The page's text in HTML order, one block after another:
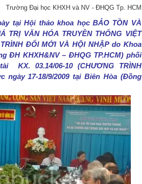
Trường Đại học KHXH và NV - ĐHQG Tp. HCM
tại Hội thảo khoa học BẢO TỒN VÀ
TRỊ VĂN HÓA TRUYỀN THỐNG VIỆT
ĐỔI MỚI VÀ HỘI NHẬP do Khoa
ĐH KHXH&NV – ĐHQG TP.HCM) phối
KX. 03.14/06-10 (CHƯƠNG TRÌNH
ngày 17-18/9/2009 tại Biên Hòa (Đồng